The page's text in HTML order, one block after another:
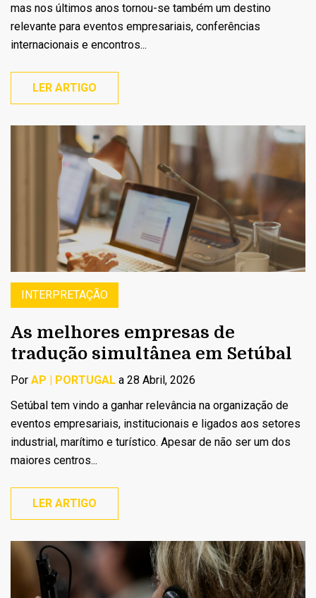
mas nos últimos anos tornou-se também um destino
relevante para eventos empresariais, conferências
internacionais e encontros...
LER ARTIGO
INTERPRETAÇÃO
As melhores empresas de
tradução simultânea em Setúbal
Por AP | PORTUGAL a 28 Abril, 2026
Setúbal tem vindo a ganhar relevância na organização de
eventos empresariais, institucionais e ligados aos setores
industrial, marítimo e turístico. Apesar de não ser um dos
maiores centros...
LER ARTIGO